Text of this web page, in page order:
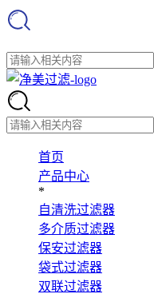
首页
产品中心
*
自清洗过滤器
多介质过滤器
保安过滤器
袋式过滤器
双联过滤器